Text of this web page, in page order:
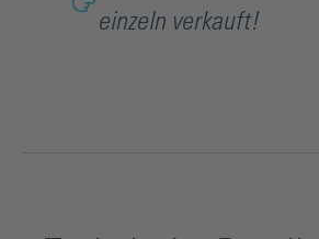
einzeln verkauft!